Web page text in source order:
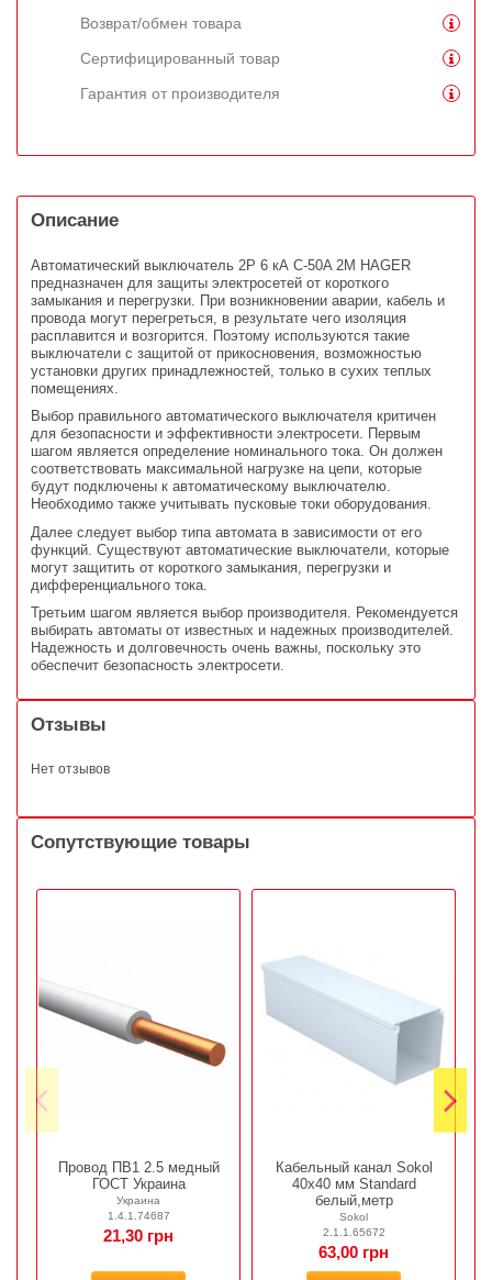
Возврат/обмен товара
Сертифицированный товар
Гарантия от производителя
Описание
Автоматический выключатель 2P 6 кА C-50A 2M HAGER
предназначен для защиты электросетей от короткого
замыкания и перегрузки. При возникновении аварии, кабель и
провода могут перегреться, в результате чего изоляция
расплавится и возгорится. Поэтому используются такие
выключатели с защитой от прикосновения, возможностью
установки других принадлежностей, только в сухих теплых
помещениях.
Выбор правильного автоматического выключателя критичен
для безопасности и эффективности электросети. Первым
шагом является определение номинального тока. Он должен
соответствовать максимальной нагрузке на цепи, которые
будут подключены к автоматическому выключателю.
Необходимо также учитывать пусковые токи оборудования.
Далее следует выбор типа автомата в зависимости от его
функций. Существуют автоматические выключатели, которые
могут защитить от короткого замыкания, перегрузки и
дифференциального тока.
Третьим шагом является выбор производителя. Рекомендуется
выбирать автоматы от известных и надежных производителей.
Надежность и долговечность очень важны, поскольку это
обеспечит безопасность электросети.
Отзывы
Нет отзывов
Сопутствующие товары
Провод ПВ1 2.5 медный
ГОСТ Украина
Украина
1.4.1.74687
21,30 грн
Кабельный канал Sokol
40х40 мм Standard
белый,метр
Sokol
2.1.1.65672
63,00 грн